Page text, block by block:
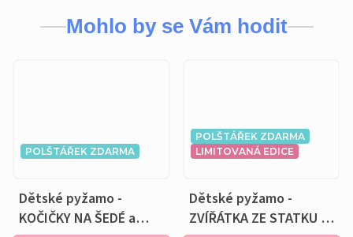
Mohlo by se Vám hodit
POLŠTÁŘEK ZDARMA
Dětské pyžamo -
KOČIČKY NA ŠEDÉ a
POLŠTÁŘEK ZDARMA
LIMITOVANÁ EDICE
Dětské pyžamo -
ZVÍŘÁTKA ZE STATKU a